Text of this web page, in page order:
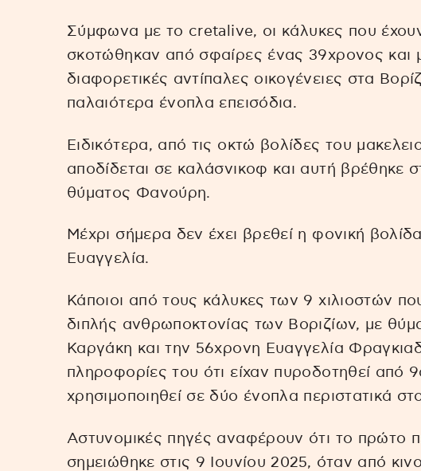
Σύμφωνα με το cretalive, οι κάλυκες που
σκοτώθηκαν από σφαίρες ένας 39χρονος και
διαφορετικές αντίπαλες οικογένειες στα
παλαιότερα ένοπλα επεισόδια.
Ειδικότερα, από τις οκτώ βολίδες του
αποδίδεται σε καλάσνικοφ και αυτή βρέθηκε
θύματος Φανούρη.
Μέχρι σήμερα δεν έχει βρεθεί η φονική
Ευαγγελία.
Κάποιοι από τους κάλυκες των 9 χιλιοστών
διπλής ανθρωποκτονίας των Βοριζίων, με
Καργάκη και την 56χρονη Ευαγγελία
πληροφορίες του ότι είχαν πυροδοτηθεί από
χρησιμοποιηθεί σε δύο ένοπλα περιστατικά
Αστυνομικές πηγές αναφέρουν ότι το πρώτο
σημειώθηκε στις 9 Ιουνίου 2025, όταν από